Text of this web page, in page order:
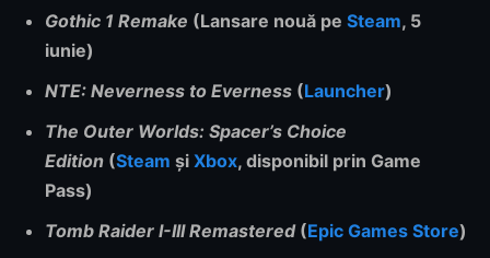
Gothic 1 Remake (Lansare nouă pe Steam, 5
iunie)
NTE: Neverness to Everness (Launcher)
The Outer Worlds: Spacer’s Choice
Edition (Steam și Xbox, disponibil prin Game
Pass)
Tomb Raider I-III Remastered (Epic Games Store)